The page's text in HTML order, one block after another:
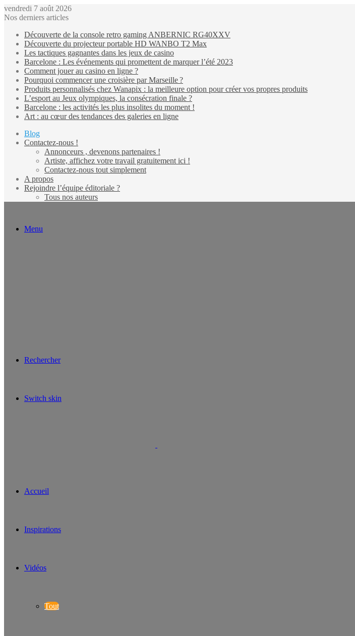
vendredi 7 août 2026
Nos derniers articles
Découverte de la console retro gaming ANBERNIC RG40XXV
Découverte du projecteur portable HD WANBO T2 Max
Les tactiques gagnantes dans les jeux de casino
Barcelone : Les événements qui promettent de marquer l’été 2023
Comment jouer au casino en ligne ?
Pourquoi commencer une croisière par Marseille ?
Produits personnalisés chez Wanapix : la meilleure option pour créer vos propres produits
L’esport au Jeux olympiques, la consécration finale ?
Barcelone : les activités les plus insolites du moment !
Art : au cœur des tendances des galeries en ligne
Blog
Contactez-nous !
Annonceurs , devenons partenaires !
Artiste, affichez votre travail gratuitement ici !
Contactez-nous tout simplement
A propos
Rejoindre l’équipe éditoriale ?
Tous nos auteurs
Menu
Rechercher
Switch skin
Accueil
Inspirations
Vidéos
Tout